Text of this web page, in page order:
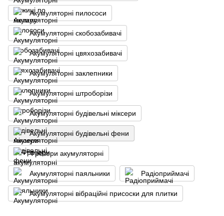
Акумуляторні пилососи
Акумуляторні скобозабивачі
Акумуляторні цвяхозабивачі
Акумуляторні заклепники
Акумуляторні штроборізи
Акумуляторні будівельні міксери
Акумуляторні будівельні фени
Фрезери акумуляторні
Акумуляторні паяльники Радіоприймачі
Акумуляторні вібраційні присоски для плитки